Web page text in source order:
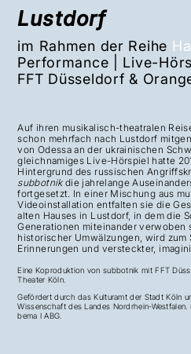
Lustdorf
im Rahmen der Reihe
Performance | Live-
FFT Düsseldorf &
Auf ihren musikalisch-theatralen
schon mehrfach nach Lustdorf
von Odessa an der ukrainischen
gleichnamiges Live-Hörspiel hatte
Hintergrund des russischen
subbotnikdie jahrelange
fortgesetzt. In einer Mischung aus
Videoinstallation entfalten sie die
alten Hauses in Lustdorf, in dem die
Generationen miteinander verwoben
historischer Umwälzungen, wird zum
Erinnerungen und versteckter,
Eine Koproduktion von subbotnik mitFFT
Theater Köln.
Gefördert durch das Kulturamt der Stadt Köln
Wissenschaft des Landes Nordrhein-
bema I ABG.